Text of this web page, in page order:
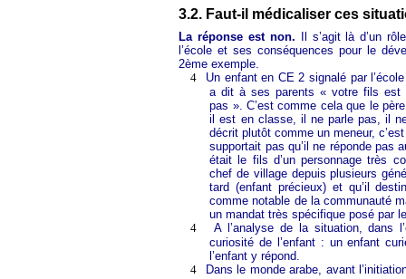
3.2. Faut-il médicaliser ces
La réponse est non. Il s’agit là d’un
l’école et ses conséquences pour le
2ème exemple.
4
Un enfant en CE 2 signalé par
a dit à ses parents « votre fils est
pas ». C’est comme cela que le
il est en classe, il ne parle pas, il
décrit plutôt comme un meneur,
supportait pas qu’il ne réponde pas
était le fils d’un personnage très
chef de village depuis plusieurs
tard (enfant précieux) et qu’il
comme notable de la communauté
un mandat très spécifique posé par
4
A l’analyse de la situation, dans
curiosité de l’enfant : un enfant
l’enfant y répond.
4
Dans le monde arabe, avant